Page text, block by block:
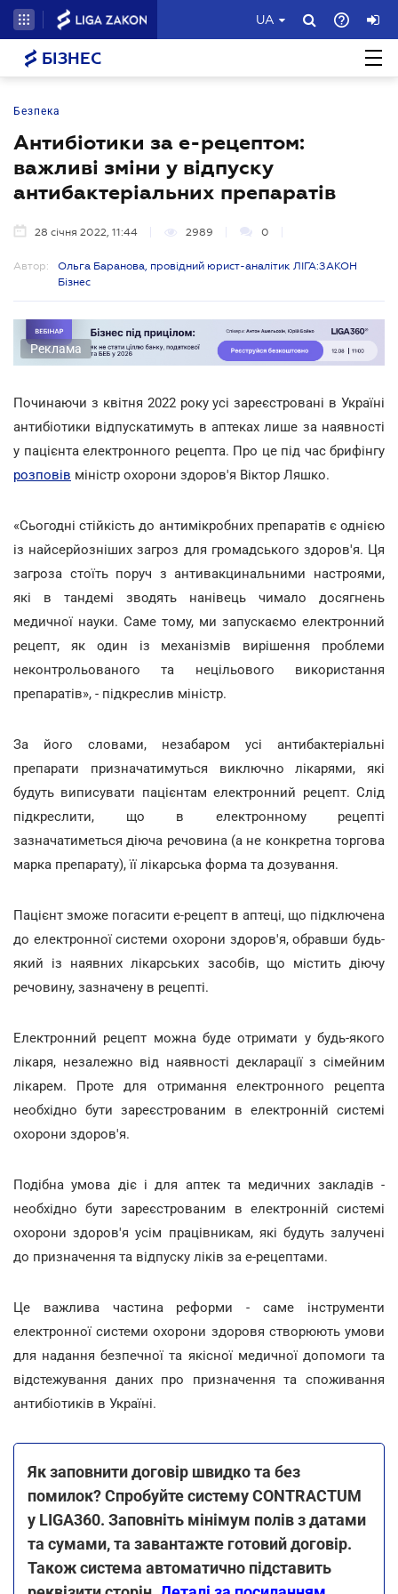
UA
БІЗНЕС
Безпека
Антибіотики за е-рецептом:
важливі зміни у відпуску
антибактеріальних препаратів
28 січня 2022, 11:44 2989 0
Автор:
Ольга Баранова, провідний юрист-аналітик ЛІГА:ЗАКОН
Бізнес
Реклама
Починаючи з квітня 2022 року усі зареєстровані в Україні
антибіотики відпускатимуть в аптеках лише за наявності
у пацієнта електронного рецепта. Про це під час брифінгу
розповів міністр охорони здоров'я Віктор Ляшко.
«Сьогодні стійкість до антимікробних препаратів є однією
із найсерйозніших загроз для громадського здоров'я. Ця
загроза стоїть поруч з антивакцинальними настроями,
які в тандемі зводять нанівець чимало досягнень
медичної науки. Саме тому, ми запускаємо електронний
рецепт, як один із механізмів вирішення проблеми
неконтрольованого та нецільового використання
препаратів», - підкреслив міністр.
За його словами, незабаром усі антибактеріальні
препарати призначатимуться виключно лікарями, які
будуть виписувати пацієнтам електронний рецепт. Слід
підкреслити, що в електронному рецепті
зазначатиметься діюча речовина (а не конкретна торгова
марка препарату), її лікарська форма та дозування.
Пацієнт зможе погасити е-рецепт в аптеці, що підключена
до електронної системи охорони здоров'я, обравши будь-
який із наявних лікарських засобів, що містить діючу
речовину, зазначену в рецепті.
Електронний рецепт можна буде отримати у будь-якого
лікаря, незалежно від наявності декларації з сімейним
лікарем. Проте для отримання електронного рецепта
необхідно бути зареєстрованим в електронній системі
охорони здоров'я.
Подібна умова діє і для аптек та медичних закладів -
необхідно бути зареєстрованим в електронній системі
охорони здоров'я усім працівникам, які будуть залучені
до призначення та відпуску ліків за е-рецептами.
Це важлива частина реформи - саме інструменти
електронної системи охорони здоровя створюють умови
для надання безпечної та якісної медичної допомоги та
відстежування даних про призначення та споживання
антибіотиків в Україні.
Як заповнити договір швидко та без
помилок? Спробуйте систему CONTRACTUM
у LIGA360. Заповніть мінімум полів з датами
та сумами, та завантажте готовий договір.
Також система автоматично підставить